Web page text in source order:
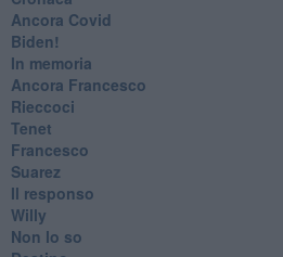
​Ancora Covid
​Biden!
In memoria
​Ancora Francesco
Rieccoci
Tenet
Francesco
Suarez
​Il responso
Willy
Non lo so